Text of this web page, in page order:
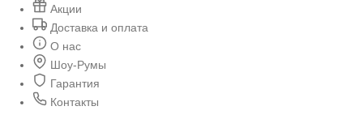
Акции
Доставка и оплата
О нас
Шоу-Румы
Гарантия
Контакты